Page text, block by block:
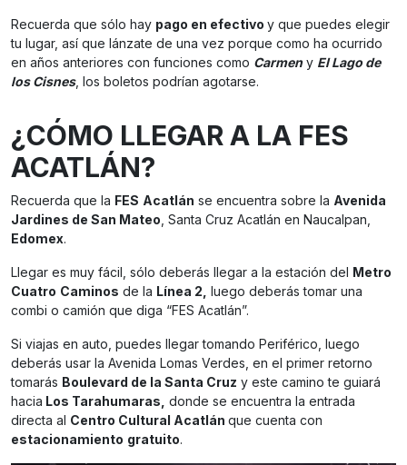
Recuerda que sólo hay pago en efectivo y que puedes elegir
tu lugar, así que lánzate de una vez porque como ha ocurrido
en años anteriores con funciones como Carmeny El Lago de
los Cisnes, los boletos podrían agotarse.
¿CÓMO LLEGAR A LA FES
ACATLÁN?
Recuerda que la FES Acatlán se encuentra sobre la Avenida
Jardines de San Mateo , Santa Cruz Acatlán en Naucalpan,
Edomex.
Llegar es muy fácil, sólo deberás llegar a la estación del Metro
Cuatro Caminos de la Línea 2, luego deberás tomar una
combi o camión que diga “FES Acatlán”.
Si viajas en auto, puedes llegar tomando Periférico, luego
deberás usar la Avenida Lomas Verdes, en el primer retorno
tomarás Boulevard de la Santa Cruz y este camino te guiará
hacia Los Tarahumaras, donde se encuentra la entrada
directa al Centro Cultural Acatlán que cuenta con
estacionamiento gratuito.